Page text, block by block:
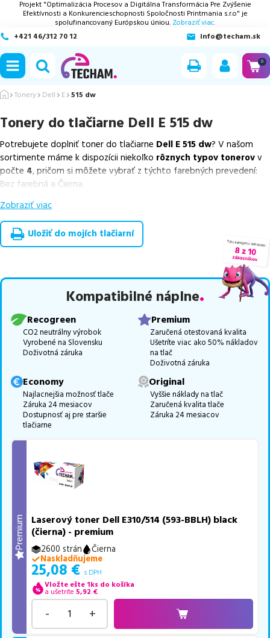
Projekt "Optimalizácia Procesov a Digitálna Transformácia Pre Zvýšenie
Efektívnosti a Konkurencieschopnosti Spoločnosti Printmania s.r.o" je
spolufinancovaný Európskou úniou. Zobraziť viac.
+421 46/312 70 12
info@techam.sk
0
Tonery Dell E 515 dw
Tonery do tlačiarne Dell E 515 dw
Potrebujete doplniť toner do tlačiarne Dell E 515 dw? V našom
sortimente máme k dispozícii niekoľko rôznych typov tonerovv
počte 4, pričom si môžete vybrať z týchto farebných prevedení:
Bez farebná a Čierna.
Z uvedeného množstva dostupných náplní
výhodnejšie alternatívy, ktoré plne zachovávajú kvalitu tlače
Súčasťou tejto ponuky súoverené náhrady v rôznych triedach
medzi ktoré patríšpičková trieda PREMIUM
ks,
ks a
Celá táto certifikovaná ponuka, spĺňajúca normy ISO 9001 a 14001,
už od20,52€.
Vieme, že pri nákupe zohráva dôležitú úlohu aj dostupnosť. Preto
sa snažímepravidelne naskladňovať produkty, aby boli ihneď k
ponuke 4 ks tonerov.
Ak si pri výbere nie ste istí, ktoré riešenie je pre vaše potreby
najvhodnejšie, alebo máte akékoľvek ďalšie otázky, môžete sa na
sme vám pomohli vybrať to najlepšie riešenie.
Zobraziť viac
Uložiť do mojích tlačiarní
Kompatibilné náplne
Recogreen
CO2 neutrálny výrobok
Vyrobené na Slovensku
Doživotná záruka
Premium
Zaručená otestovaná kvalita
Ušetríte viac ako 50% nákladov
na tlač
Doživotná záruka
Economy
Najlacnejšia možnosť tlače
Záruka 24 mesiacov
Dostupnosť aj pre staršie
tlačiarne
Original
Vyššie náklady na tlač
Zaručená kvalita tlače
Záruka 24 mesiacov
Premium
Laserový toner Dell E310/514 (593-BBLH) black
(čierna) - premium
2600 strán
Čierna
Naskladňujeme
25,08 € s DPH
Vložte ešte 1ks do košíka
a ušetríte 5,92 €
- +